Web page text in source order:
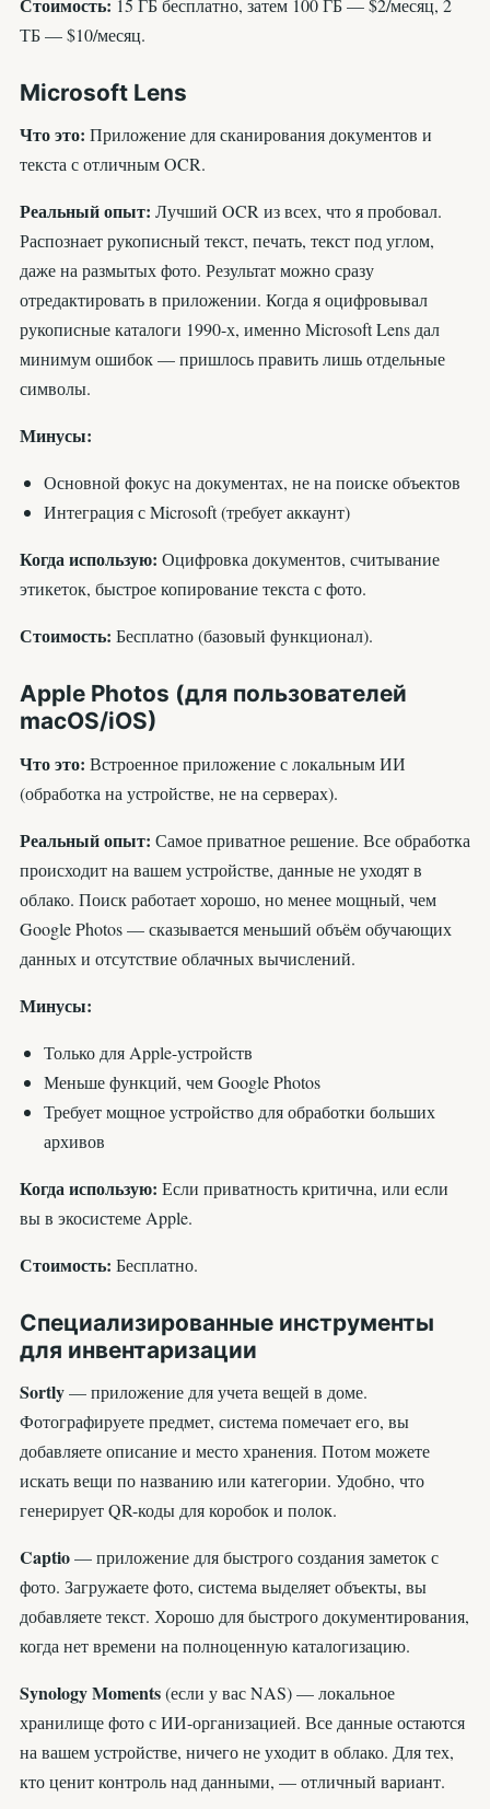
15 ГБ бесплатно, затем 100 ГБ — $2/месяц, 2
ТБ — $10/месяц.
Microsoft Lens
Что это: Приложение для сканирования документов и
текста с отличным OCR.
Реальный опыт: Лучший OCR из всех, что я пробовал.
Распознает рукописный текст, печать, текст под углом,
даже на размытых фото. Результат можно сразу
отредактировать в приложении. Когда я оцифровывал
рукописные каталоги 1990-х, именно Microsoft Lens дал
минимум ошибок — пришлось править лишь отдельные
символы.
Минусы:
Основной фокус на документах, не на поиске объектов
Интеграция с Microsoft (требует аккаунт)
Когда использую: Оцифровка документов, считывание
этикеток, быстрое копирование текста с фото.
Стоимость: Бесплатно (базовый функционал).
Apple Photos (для пользователей
macOS/iOS)
Что это: Встроенное приложение с локальным ИИ
(обработка на устройстве, не на серверах).
Реальный опыт: Самое приватное решение. Все обработка
происходит на вашем устройстве, данные не уходят в
облако. Поиск работает хорошо, но менее мощный, чем
Google Photos — сказывается меньший объём обучающих
данных и отсутствие облачных вычислений.
Минусы:
Только для Apple-устройств
Меньше функций, чем Google Photos
Требует мощное устройство для обработки больших
архивов
Когда использую: Если приватность критична, или если
вы в экосистеме Apple.
Стоимость: Бесплатно.
Специализированные инструменты
для инвентаризации
Sortly— приложение для учета вещей в доме.
Фотографируете предмет, система помечает его, вы
добавляете описание и место хранения. Потом можете
искать вещи по названию или категории. Удобно, что
генерирует QR-коды для коробок и полок.
Captio— приложение для быстрого создания заметок с
фото. Загружаете фото, система выделяет объекты, вы
добавляете текст. Хорошо для быстрого документирования,
когда нет времени на полноценную каталогизацию.
Synology Moments(если у вас NAS) — локальное
хранилище фото с ИИ-организацией. Все данные остаются
на вашем устройстве, ничего не уходит в облако. Для тех,
кто ценит контроль над данными, — отличный вариант.